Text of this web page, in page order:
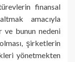
finansal
amacıyla
ve bunun nedeni
olması, şirketlerin
yönetmekten